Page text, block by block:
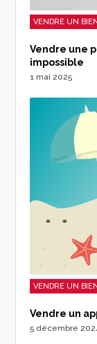
VENDRE UN BIEN
Vendre une
impossible
1 mai 2025
VENDRE UN
Vendre un
5 décembre